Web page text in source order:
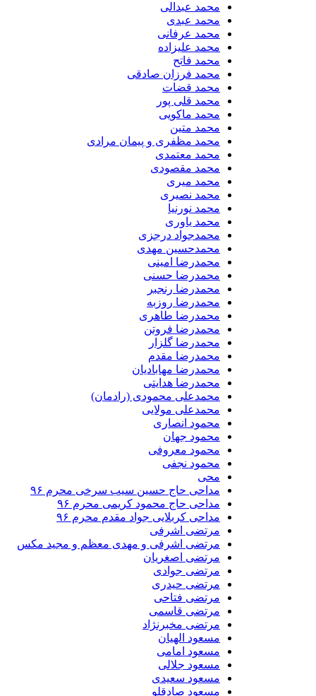
محمد عبدالی
محمد عبدی
محمد عرفانی
محمد علیزاده
محمد فاتح
محمد فرزان صادقی
محمد قضات
محمد قلی پور
محمد ماکویی
محمد متین
محمد مظفری و پیمان مرادی
محمد معتمدی
محمد مقصودی
محمد میری
محمد نصیری
محمد نورنیا
محمد یاوری
محمدجواد درجزی
محمدحسین مهدی
محمدرضا امینی
محمدرضا حسنی
محمدرضا رنجبر
محمدرضا روزبه
محمدرضا طاهری
محمدرضا فروتن
محمدرضا گلزار
محمدرضا مقدم
محمدرضا مهابادیان
محمدرضا هدایتی
محمدعلی محمودی (رادمان)
محمدعلی مولایی
محمود انصاری
محمود جهان
محمود معروفی
محمود نجفی
محی
مداحی حاج حسین سیب سرخی محرم ۹۶
مداحی حاج محمود کریمی محرم ۹۶
مداحی کربلایی جواد مقدم محرم ۹۶
مرتضی اشرفی
مرتضی اشرفی و مهدی معظم و مجید مکس
مرتضی اصغریان
مرتضی جوادی
مرتضی حیدری
مرتضی فتاحی
مرتضی قاسمی
مرتضی مخبرنژاد
مسعود الهیان
مسعود امامی
مسعود جلالی
مسعود سعیدی
مسعود صادقلو